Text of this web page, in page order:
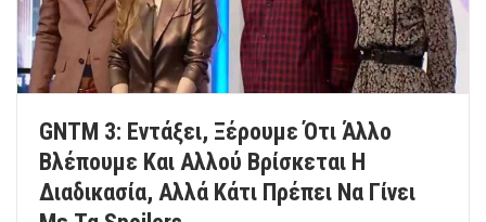
GNTM 3: Εντάξει, Ξέρουμε Ότι Άλλο
Βλέπουμε Και Αλλού Βρίσκεται Η
Διαδικασία, Αλλά Κάτι Πρέπει Να Γίνει